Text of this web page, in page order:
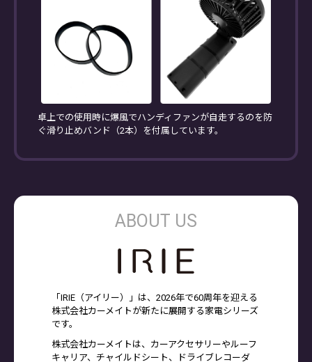
卓上での使用時に爆風でハンディファンが自走するのを防
ぐ滑り止めバンド（2本）を付属しています。
ABOUT US
「IRIE（アイリー）」は、2026年で60周年を迎える
株式会社カーメイトが新たに展開する家電シリーズ
です。
株式会社カーメイトは、カーアクセサリーやルーフ
キャリア、チャイルドシート、ドライブレコーダ